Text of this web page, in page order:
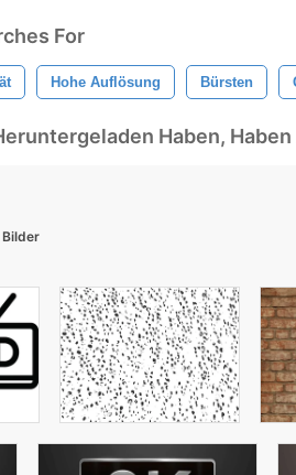
For
Hohe Auflösung Bürsten
Haben,